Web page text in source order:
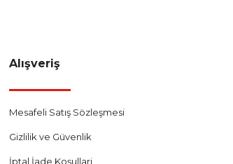
Alışveriş
Mesafeli Satış Sözleşmesi
Gizlilik ve Güvenlik
İptal İade Koşullari